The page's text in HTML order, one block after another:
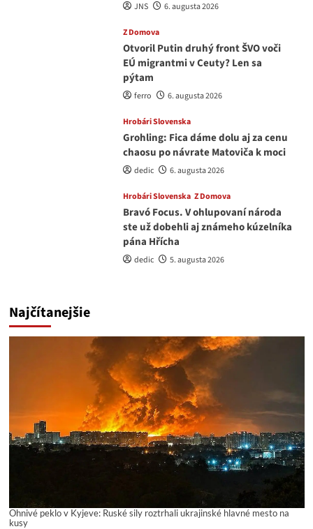
JNS 6. augusta 2026
Z Domova
Otvoril Putin druhý front ŠVO voči
EÚ migrantmi v Ceuty? Len sa
pýtam
ferro 6. augusta 2026
Hrobári Slovenska
Grohling: Fica dáme dolu aj za cenu
chaosu po návrate Matoviča k moci
dedic 6. augusta 2026
Hrobári Slovenska Z Domova
Bravó Focus. V ohlupovaní národa
ste už dobehli aj známeho kúzelníka
pána Hřícha
dedic 5. augusta 2026
Najčítanejšie
Ohnivé peklo v Kyjeve: Ruské sily roztrhali ukrajinské hlavné mesto na
kusy